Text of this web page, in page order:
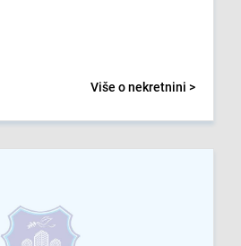
Više o nekretnini >